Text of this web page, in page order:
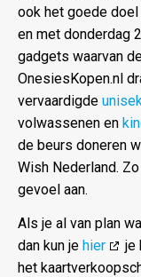
ook het goede
en met donderdag
gadgets waarvan
OnesiesKopen.nl
vervaardigde
volwassenen en
de beurs doneren
Wish Nederland.
gevoel aan.
Als je al van plan
dan kun je hier
je
het